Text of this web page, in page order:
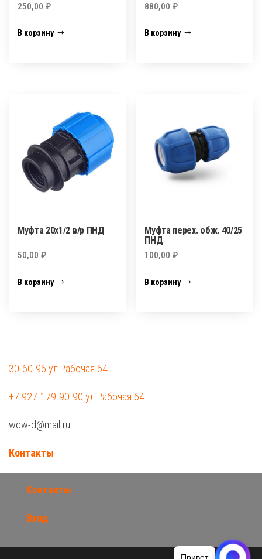
250,00 ₽
В корзину
880,00₽
В корзину
Муфта 20х1/2 в/р ПНД
50,00 ₽
В корзину
Муфта перех. обж. 40/25
ПНД
100,00₽
В корзину
30-60-96 ул.Рабочая 64
+7 927-179-90-90 ул.Рабочая 64
wdw-d@mail.ru
Контакты
Контакты
Вход